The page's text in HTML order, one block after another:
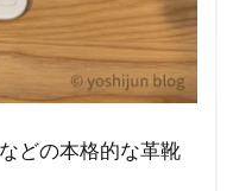
どの本格的な革靴